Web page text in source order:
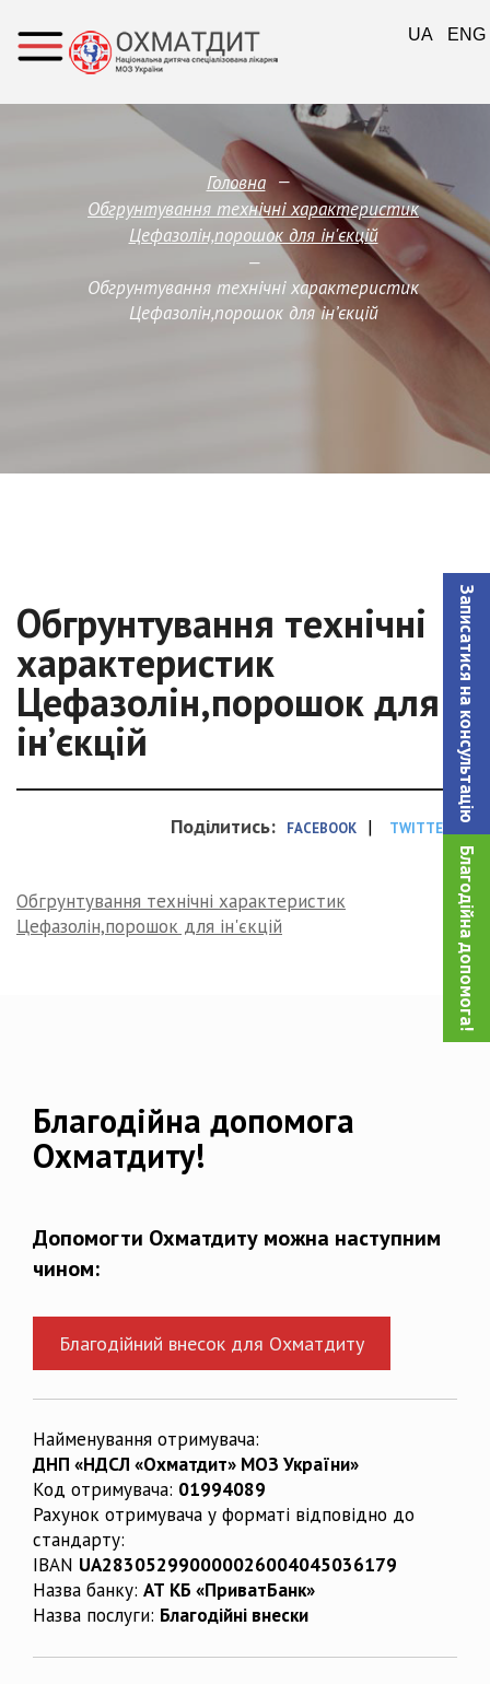
Записатися на консультацiю
Благодійна допомога!
Головна —
Обгрунтування технічні характеристик
Цефазолін,порошок для ін'єкцій
—
Обгрунтування технічні характеристик
Цефазолін,порошок для ін’єкцій
Обгрунтування технічні
характеристик
Цефазолін,порошок для
ін’єкцій
Поділитись: FACEBOOK | TWITTER
Обгрунтування технічні характеристик
Цефазолін,порошок для ін'єкцій
Благодійна допомога
Охматдиту!
Допомогти Охматдиту можна наступним
чином:
Благодійний внесок для Охматдиту
Найменування отримувача:
ДНП «НДСЛ «Охматдит» МОЗ України»
Код отримувача: 01994089
Рахунок отримувача у форматі відповідно до
стандарту:
IBAN UA283052990000026004045036179
Назва банку: АТ КБ «ПриватБанк»
Назва послуги: Благодійні внески
UA ENG